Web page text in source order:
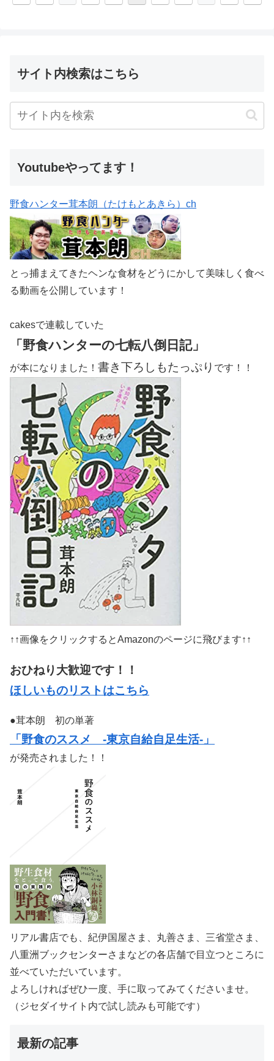
サイト内検索はこちら
Youtubeやってます！
野食ハンター茸本朗（たけもとあきら）ch
とっ捕まえてきたヘンな食材をどうにかして美味しく食べ
る動画を公開しています！
cakesで連載していた
「野食ハンターの七転八倒日記」
が本になりました！ 書き下ろしもたっぷり です！！
↑↑画像をクリックするとAmazonのページに飛びます↑↑
おひねり大歓迎です！！
ほしいものリストはこちら
●茸本朗 初の単著
「野食のススメ -東京自給自足生活-」
が発売されました！！
リアル書店でも、紀伊国屋さま、丸善さま、三省堂さま、
八重洲ブックセンターさまなどの各店舗で目立つところに
並べていただいています。
よろしければぜひ一度、手に取ってみてくださいませ。
（ジセダイサイト内で試し読みも可能です）
最新の記事